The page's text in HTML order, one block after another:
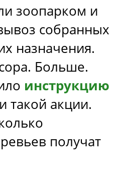
зоопарком и
собранных
назначения.
Больше.
инструкцию
такой акции.
получат